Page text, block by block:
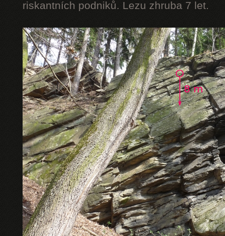
riskantních podniků. Lezu zhruba 7 let.